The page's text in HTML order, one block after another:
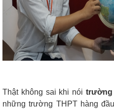
Thật không sai khi nóitrường
những trường THPT hàng